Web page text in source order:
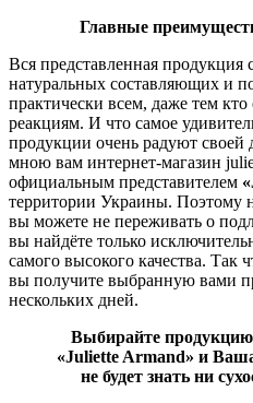
Главные
Вся представленная продукция
натуральных составляющих и
практически всем, даже тем
реакциям. И что самое
продукции очень радуют
мною вам интернет-магазин
официальным представителем
территории Украины. Поэтому
вы можете не переживать о
вы найдёте только
самого высокого качества. Так
вы получите выбранную вами
нескольких дней.
Выбирайте
«Juliette Armand» и
не будет знать ни